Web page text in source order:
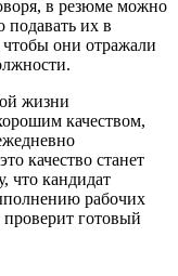
в резюме можно
подавать их в
чтобы они отражали
жизни
качеством,
качество станет
что кандидат
рабочих
проверит готовый